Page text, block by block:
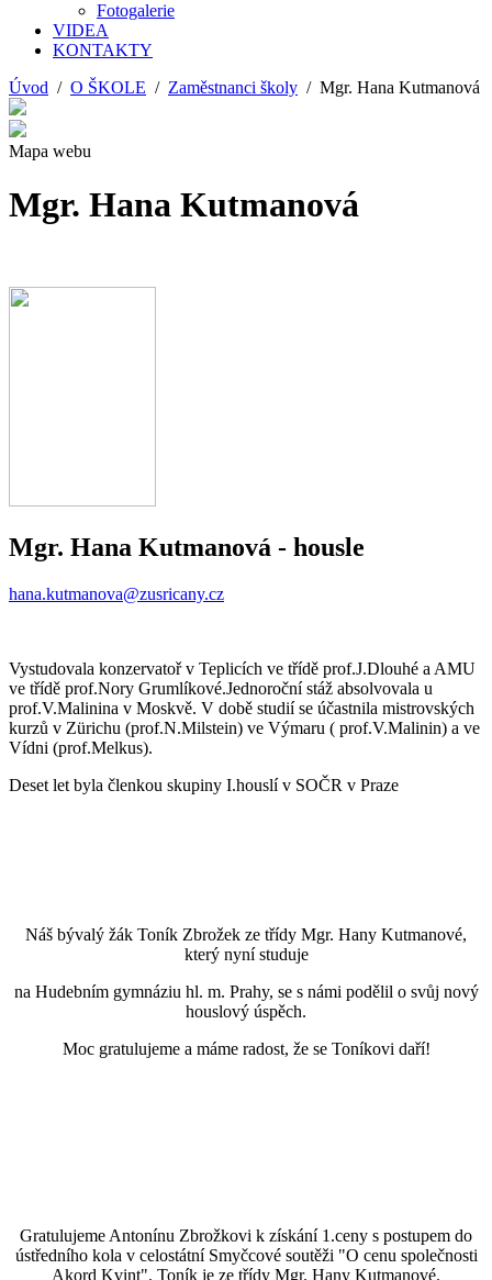
Fotogalerie
VIDEA
KONTAKTY
Úvod / O ŠKOLE / Zaměstnanci školy / Mgr. Hana Kutmanová
Mapa webu
Mgr. Hana Kutmanová
Mgr. Hana Kutmanová - housle
hana.kutmanova@zusricany.cz
Vystudovala konzervatoř v Teplicích ve třídě prof.J.Dlouhé a AMU
ve třídě prof.Nory Grumlíkové.Jednoroční stáž absolvovala u
prof.V.Malinina v Moskvě. V době studií se účastnila mistrovských
kurzů v Zürichu (prof.N.Milstein) ve Výmaru ( prof.V.Malinin) a ve
Vídni (prof.Melkus).
Deset let byla členkou skupiny I.houslí v SOČR v Praze
Náš bývalý žák Toník Zbrožek ze třídy Mgr. Hany Kutmanové,
který nyní studuje
na Hudebním gymnáziu hl. m. Prahy, se s námi podělil o svůj nový
houslový úspěch.
Moc gratulujeme a máme radost, že se Toníkovi daří!
Gratulujeme Antonínu Zbrožkovi k získání 1.ceny s postupem do
ústředního kola v celostátní Smyčcové soutěži "O cenu společnosti
Akord Kvint". Toník je ze třídy Mgr. Hany Kutmanové.